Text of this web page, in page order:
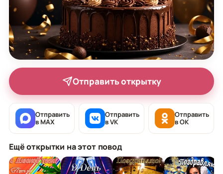
Отправить открытку
Отправить
в MAX
Отправить
в VK
Отправить
в OK
Ещё открытки на этот повод